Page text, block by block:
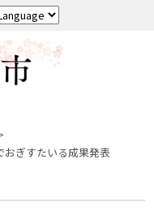
おぎすたいる成果発表